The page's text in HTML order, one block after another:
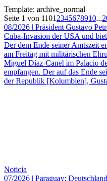
Template: archive_normal
Seite 1 von 1101 2345678910...
08/2026 | Präsident Gustavo
Cuba-Invasion der USA und
Der dem Ende seiner Amtszeit
am Freitag mit militärischen
Miguel Díaz-Canel im Palacio
empfangen. Der auf das Ende
der Republik [Kolumbien],
Noticia
07/2026 | Paraguay: